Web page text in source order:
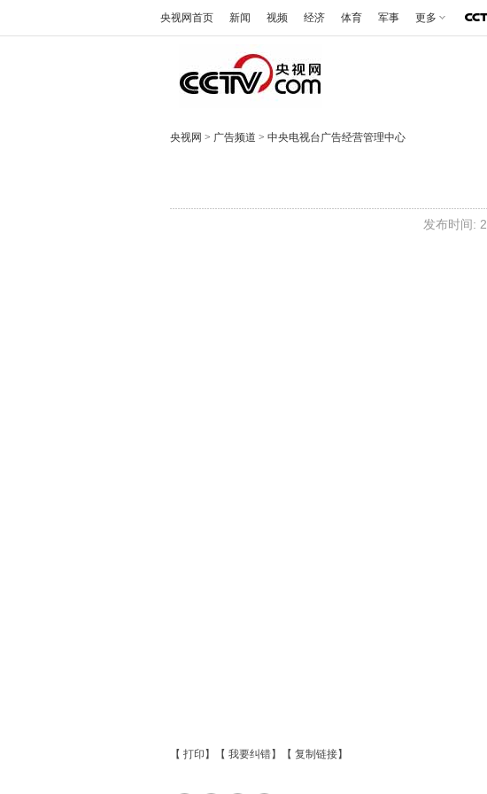
央视网首页 新闻 视频 经济 体育 军事 更多
央视网 > 广告频道 > 中央电视台广告经营管理中心
发布时间:
【 打印 】【 我要纠错】【 复制链接】